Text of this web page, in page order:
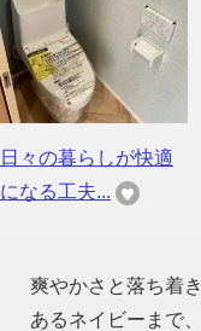
日々の暮らしが快適
になる工夫...
爽やかさと落ち着
あるネイビーまで